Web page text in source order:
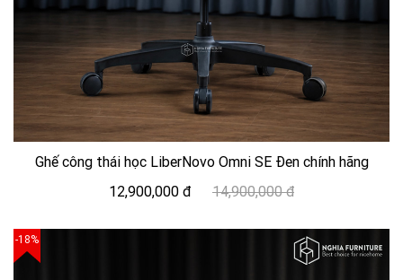
Ghế công thái học LiberNovo Omni SE Đen chính hãng
12,900,000 đ
14,900,000 đ
-18%